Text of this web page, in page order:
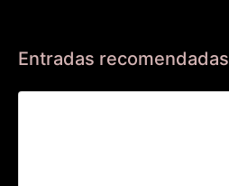
Entradas recomendadas